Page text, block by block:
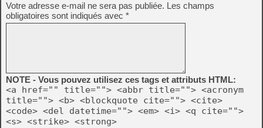
Votre adresse e-mail ne sera pas publiée. Les champs
obligatoires sont indiqués avec *
NOTE - Vous pouvez utilisez ces tags et attributs HTML:
<a href="" title=""> <abbr title=""> <acronym
title=""> <b> <blockquote cite=""> <cite>
<code> <del datetime=""> <em> <i> <q cite="">
<s> <strike> <strong>